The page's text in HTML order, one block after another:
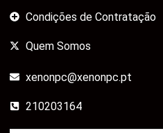
Condições de Contratação
Quem Somos
xenonpc@xenonpc.pt
210203164